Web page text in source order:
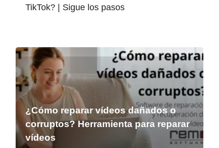
TikTok? | Sigue los pasos
¿Cómo reparar vídeos dañados o
corruptos? Herramienta para reparar
vídeos